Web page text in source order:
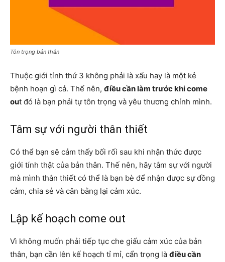
Tôn trọng bản thân
Thuộc giới tính thứ 3 không phải là xấu hay là một kẻ
bệnh hoạn gì cả. Thế nên, điều cần làm trước khi come
out đó là bạn phải tự tôn trọng và yêu thương chính mình.
Tâm sự với người thân thiết
Có thể bạn sẽ cảm thấy bối rối sau khi nhận thức được
giới tính thật của bản thân. Thế nên, hãy tâm sự với người
mà mình thân thiết có thể là bạn bè để nhận được sự đồng
cảm, chia sẻ và cân bằng lại cảm xúc.
Lập kế hoạch come out
Vì không muốn phải tiếp tục che giấu cảm xúc của bản
thân, bạn cần lên kế hoạch tỉ mỉ, cẩn trọng là điều cần